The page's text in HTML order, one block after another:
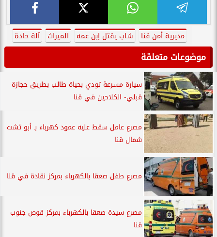
مديرية أمن قنا شاب يقتل إبن عمه الميراث آلة حادة
موضوعات متعلقة
سيارة مسرعة تودي بحياة طالب بطريق حجازة
قبلي- الكلاحين في قنا
مصرع عامل سقط عليه عمود كهرباء بـ أبو تشت
شمال قنا
مصرع طفل صعقا بالكهرباء بمركز نقادة في قنا
مصرع سيدة صعقا بالكهرباء بمركز قوص جنوب
قنا